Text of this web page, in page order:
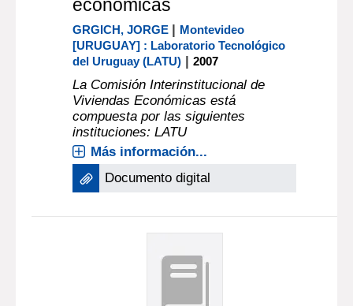
económicas
GRGICH, JORGE | Montevideo
[URUGUAY] : Laboratorio Tecnológico
del Uruguay (LATU) |2007
La Comisión Interinstitucional de
Viviendas Económicas está
compuesta por las siguientes
instituciones: LATU
Más información...
Documento digital